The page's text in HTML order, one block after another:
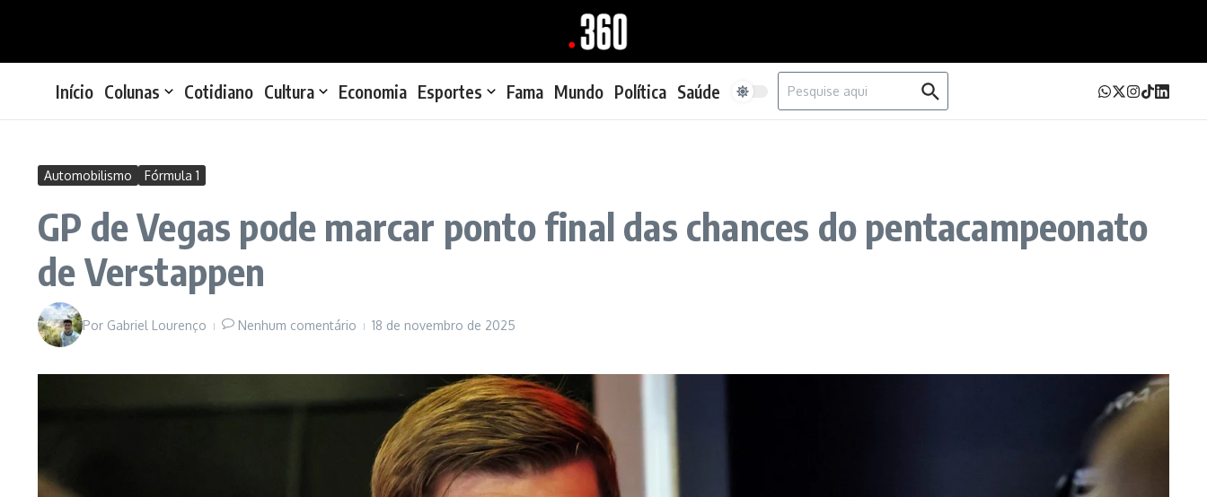
Início Colunas Cotidiano Cultura Economia Esportes Fama Mundo Política Saúde
Procurar por:
Automobilismo Fórmula 1
GP de Vegas pode marcar ponto final das chances do pentacampeonato
de Verstappen
Por Gabriel Lourenço Nenhum comentário 18 de novembro de 2025